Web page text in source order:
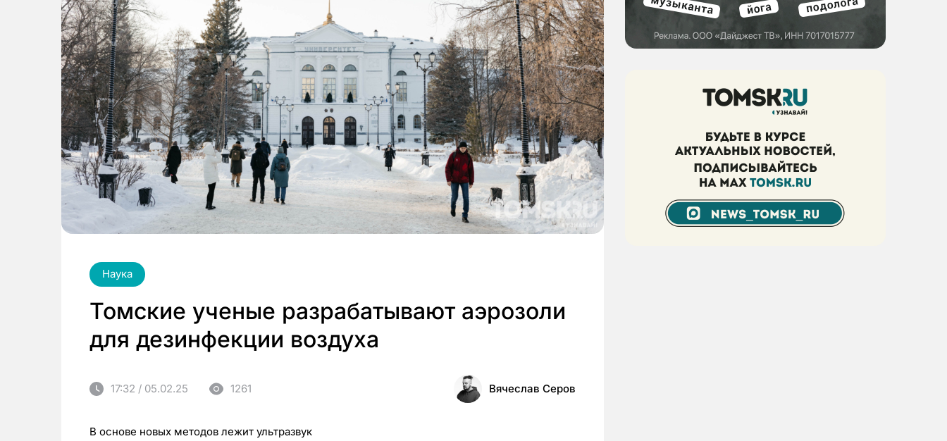
Наука
Томские ученые разрабатывают аэрозоли
для дезинфекции воздуха
17:32 / 05.02.25 1261 Вячеслав Серов
В основе новых методов лежит ультразвук